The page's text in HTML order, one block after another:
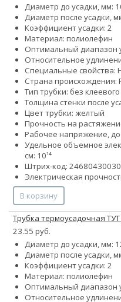
Диаметр до усадки, мм:
Диаметр после усадки,
Коэффициент усадки: 2
Материал: полиолефин
Оптимальный диапазон
Относительное
Специальные свойства:
Страна происхождения:
Тип трубки: без клеевого
Толщина стенки после
Цвет трубки: желтый
Прочность на
Рабочее напряжение, до
Удельное объемное
см: 10¹⁴
Штрих-код:
Электрическая
В корзину
Трубка термоусадочная ТУТ
23.55 руб.
Диаметр до усадки, мм:
Диаметр после усадки,
Коэффициент усадки: 2
Материал: полиолефин
Оптимальный диапазон
Относительное